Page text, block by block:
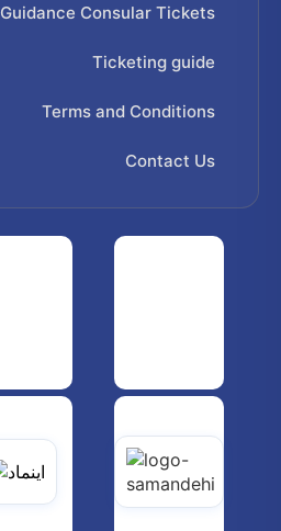
Guidance Consular Tickets
Ticketing guide
Terms and Conditions
Contact Us